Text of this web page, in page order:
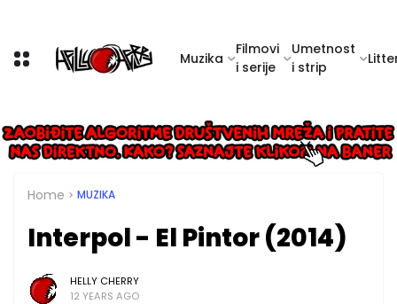
Muzika
Filmovi
i serije
Umetnost
i strip
Home MUZIKA
Interpol - El Pintor (2014)
HELLY CHERRY
12 YEARS AGO